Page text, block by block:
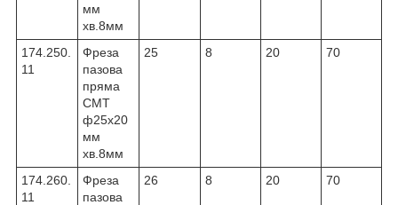
мм
хв.8мм
174.250.
11
Фреза
пазова
пряма
CMT
ф25х20
мм
хв.8мм
25 8 20 70
174.260.
11
Фреза
пазова
26 8 20 70